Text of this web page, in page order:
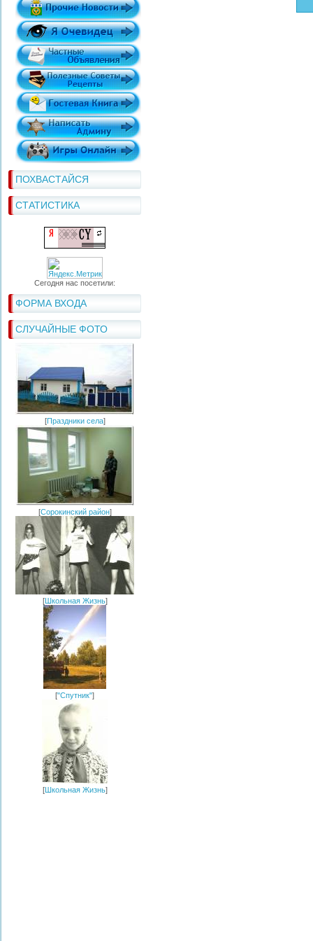
ПОХВАСТАЙСЯ
СТАТИСТИКА
Сегодня нас посетили:
ФОРМА ВХОДА
СЛУЧАЙНЫЕ ФОТО
[Праздники села]
[Сорокинский район]
[Школьная Жизнь]
["Спутник"]
[Школьная Жизнь]